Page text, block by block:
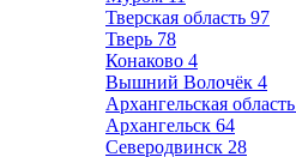
Тверская область 97
Тверь 78
Конаково 4
Вышний Волочёк 4
Архангельская область
Архангельск 64
Северодвинск 28